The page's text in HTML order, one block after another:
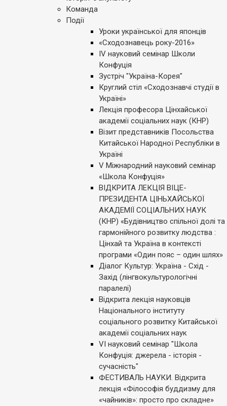
Команда
Події
Уроки української для японців
«Сходознавець року-2016»
IV науковий семінар Школи
Конфуція
Зустріч "Україна-Корея"
Круглий стіл «Сходознавчі студії в
Україні»
Лекція професора Цінхайської
академії соціальних наук (КНР)
Візит представників Посольства
Китайської Народної Республіки в
Україні
V Міжнародний науковий семінар
«Школа Конфуція»
ВІДКРИТА ЛЕКЦІЯ ВІЦЕ-
ПРЕЗИДЕНТА ЦІНЬХАЙСЬКОЇ
АКАДЕМІЇ СОЦІАЛЬНИХ НАУК
(КНР) «Будівництво спільної долі та
гармонійного розвитку людства :
Цінхай та Україна в контексті
програми «Один пояс – один шлях»
Діалог Культур: Україна - Схід -
Захід (лінгвокультурологічні
паралелі)
Відкрита лекція науковців
Національного інституту
соціального розвитку Китайської
академії соціальних наук
VI науковий семінар "Школа
Конфуція: джерела - історія -
сучасність"
ФЕСТИВАЛЬ НАУКИ. Відкрита
лекція «Філософія буддизму для
«чайників»: просто про складне»